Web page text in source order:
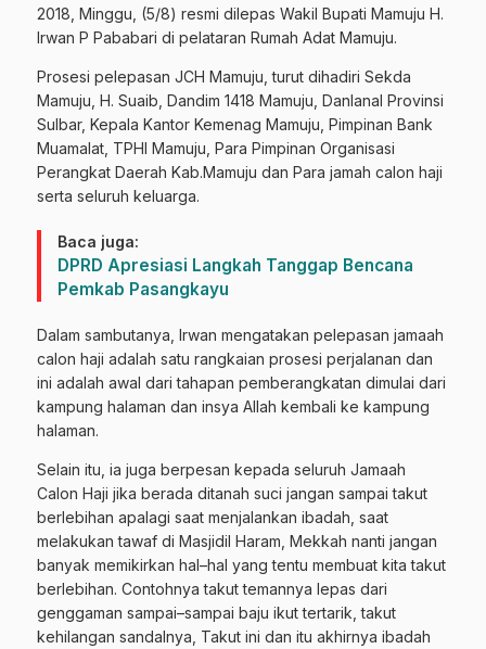
2018, Minggu, (5/8) resmi dilepas Wakil Bupati Mamuju H.
Irwan P Pababari di pelataran Rumah Adat Mamuju.
Prosesi pelepasan JCH Mamuju, turut dihadiri Sekda
Mamuju, H. Suaib, Dandim 1418 Mamuju, Danlanal Provinsi
Sulbar, Kepala Kantor Kemenag Mamuju, Pimpinan Bank
Muamalat, TPHI Mamuju, Para Pimpinan Organisasi
Perangkat Daerah Kab.Mamuju dan Para jamah calon haji
serta seluruh keluarga.
Baca juga:
DPRD Apresiasi Langkah Tanggap Bencana
Pemkab Pasangkayu
Dalam sambutanya, Irwan mengatakan pelepasan jamaah
calon haji adalah satu rangkaian prosesi perjalanan dan
ini adalah awal dari tahapan pemberangkatan dimulai dari
kampung halaman dan insya Allah kembali ke kampung
halaman.
Selain itu, ia juga berpesan kepada seluruh Jamaah
Calon Haji jika berada ditanah suci jangan sampai takut
berlebihan apalagi saat menjalankan ibadah, saat
melakukan tawaf di Masjidil Haram, Mekkah nanti jangan
banyak memikirkan hal–hal yang tentu membuat kita takut
berlebihan. Contohnya takut temannya lepas dari
genggaman sampai–sampai baju ikut tertarik, takut
kehilangan sandalnya, Takut ini dan itu akhirnya ibadah